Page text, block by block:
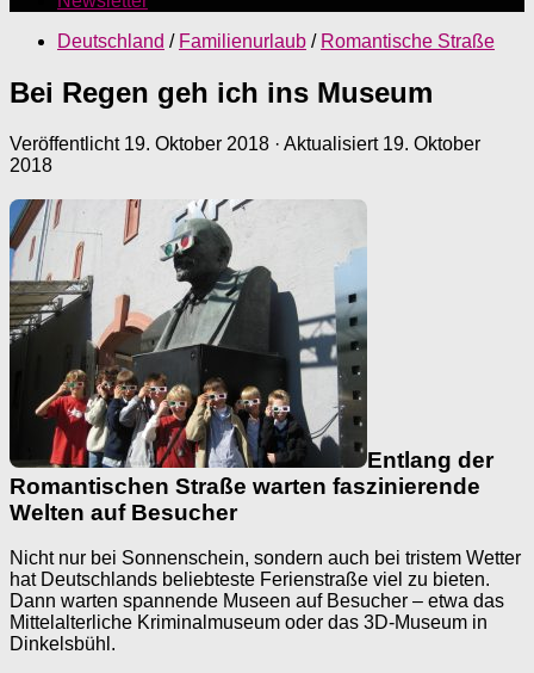
Deutschland / Familienurlaub / Romantische Straße
Bei Regen geh ich ins Museum
Veröffentlicht 19. Oktober 2018 · Aktualisiert 19. Oktober
2018
Entlang der
Romantischen Straße warten faszinierende
Welten auf Besucher
Nicht nur bei Sonnenschein, sondern auch bei tristem Wetter
hat Deutschlands beliebteste Ferienstraße viel zu bieten.
Dann warten spannende Museen auf Besucher – etwa das
Mittel­alterliche Kriminalmuseum oder das 3D-Museum in
Dinkelsbühl.